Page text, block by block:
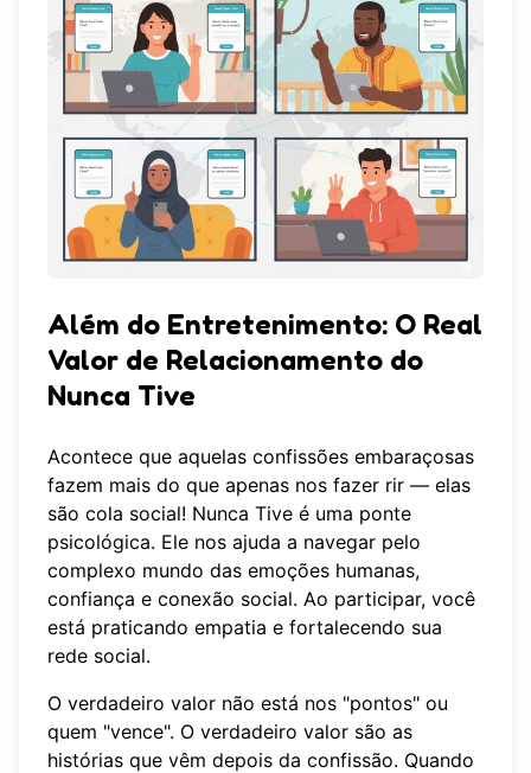
Além do Entretenimento: O Real
Valor de Relacionamento do
Nunca Tive
Acontece que aquelas confissões embaraçosas
fazem mais do que apenas nos fazer rir — elas
são cola social! Nunca Tive é uma ponte
psicológica. Ele nos ajuda a navegar pelo
complexo mundo das emoções humanas,
confiança e conexão social. Ao participar, você
está praticando empatia e fortalecendo sua
rede social.
O verdadeiro valor não está nos "pontos" ou
quem "vence". O verdadeiro valor são as
histórias que vêm depois da confissão. Quando